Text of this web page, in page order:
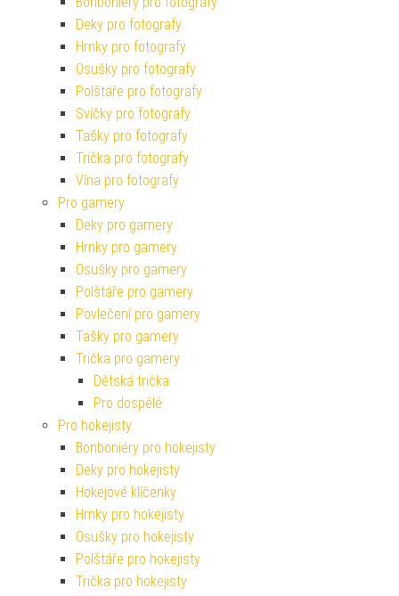
Deky pro fotografy
Hrnky pro fotografy
Osušky pro fotografy
Polštáře pro fotografy
Svíčky pro fotografy
Tašky pro fotografy
Trička pro fotografy
Vína pro fotografy
Pro gamery
Deky pro gamery
Hrnky pro gamery
Osušky pro gamery
Polštáře pro gamery
Povlečení pro gamery
Tašky pro gamery
Trička pro gamery
Dětská trička
Pro dospělé
Pro hokejisty
Bonboniéry pro hokejisty
Deky pro hokejisty
Hokejové klíčenky
Hrnky pro hokejisty
Osušky pro hokejisty
Polštáře pro hokejisty
Trička pro hokejisty